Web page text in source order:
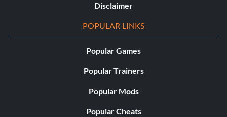
Disclaimer
POPULAR LINKS
Popular Games
Popular Trainers
Popular Mods
Popular Cheats